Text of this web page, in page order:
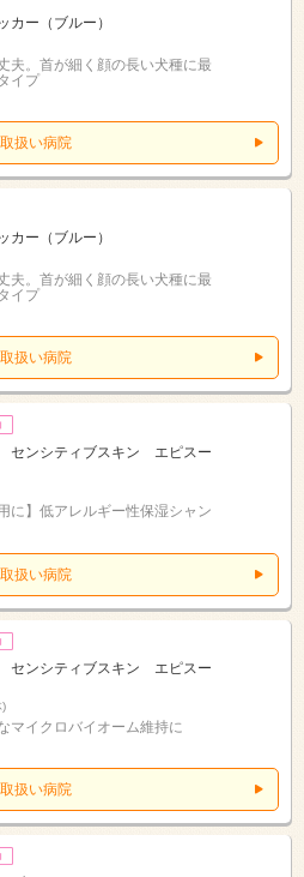
カー（ブルー）
夫。首が細く顔の長い犬種に最
イプ
取扱い病院
カー（ブルー）
夫。首が細く顔の長い犬種に最
イプ
取扱い病院
センシティブスキン エピスー
に】低アレルギー性保湿シャン
取扱い病院
センシティブスキン エピスー
マイクロバイオーム維持に
取扱い病院